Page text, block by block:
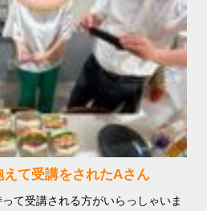
て受講をされたAさん
て受講される方がいらっしゃいま